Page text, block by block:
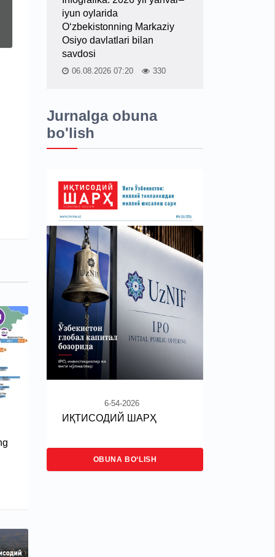
iyun oylarida
O‘zbekistonning Markaziy
Osiyo davlatlari bilan
savdosi
06.08.2026 07:20 330
Jurnalga obuna
bo'lish
6-54-2026
ИҚТИСОДИЙ ШАРҲ
OBUNA BO‘LISH